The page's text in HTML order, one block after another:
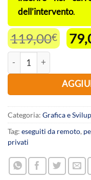
dell’intervento.
119,00€
Il
era:
Risoluzione problemi
Categoria: Grafica e
Tag: eseguiti da remoto,
privati